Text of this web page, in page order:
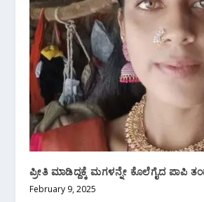
ಪ್ರೀತಿ ಮಾಡಿದ್ದಕ್ಕೆ ಮಗಳನ್ನೇ ಕೊಲೆಗೈದ ಪಾಪಿ
February 9, 2025